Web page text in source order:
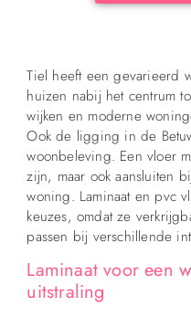
Tiel heeft een gevarieerd
huizen nabij het centrum
wijken en moderne
Ook de ligging in de
woonbeleving. Een vloer
zijn, maar ook aansluiten
woning. Laminaat en pvc
keuzes, omdat ze
passen bij verschillende
Laminaat voor een
uitstraling